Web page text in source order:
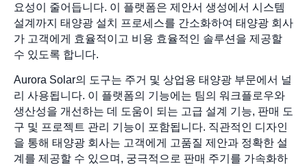
요성이 줄어듭니다. 이 플랫폼은 제안서 생성에서 시스템
설계까지 태양광 설치 프로세스를 간소화하여 태양광 회사
가 고객에게 효율적이고 비용 효율적인 솔루션을 제공할
수 있도록 합니다.
Aurora Solar의 도구는 주거 및 상업용 태양광 부문에서 널
리 사용됩니다. 이 플랫폼의 기능에는 팀의 워크플로우와
생산성을 개선하는 데 도움이 되는 고급 설계 기능, 판매 도
구 및 프로젝트 관리 기능이 포함됩니다. 직관적인 디자인
을 통해 태양광 회사는 고객에게 고품질 제안과 정확한 설
계를 제공할 수 있으며, 궁극적으로 판매 주기를 가속화하